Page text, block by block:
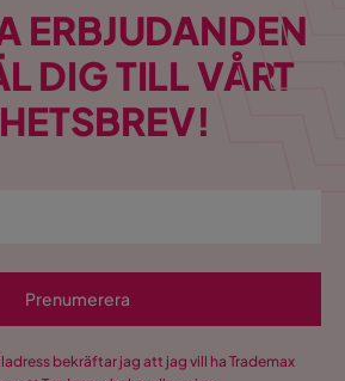
ERBJUDANDEN
DIG TILL VÅRT
Prenumerera
bekräftar jag att jag vill ha Trademax